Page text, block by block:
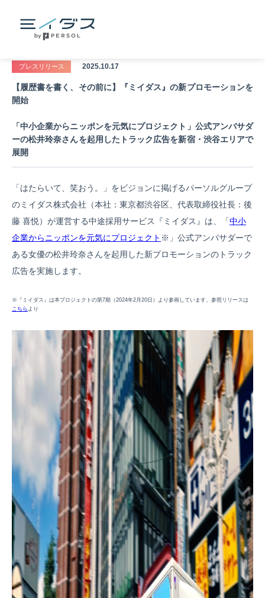
プレスリリース 2025.10.17
【履歴書を書く、その前に】『ミイダス』の新プロモーションを
開始
「中小企業からニッポンを元気にプロジェクト」公式アンバサダ
ーの松井玲奈さんを起用したトラック広告を新宿・渋谷エリアで
展開
「はたらいて、笑おう。」をビジョンに掲げるパーソルグループ
のミイダス株式会社（本社：東京都渋谷区、代表取締役社長：後
藤 喜悦）が運営する中途採用サービス『ミイダス』は、「中小
企業からニッポンを元気にプロジェクト ※ 」公式アンバサダーで
ある女優の松井玲奈さんを起用した新プロモーションのトラック
広告を実施します。
※『ミイダス』は本プロジェクトの第7期（2024年2月20日）より参画しています。参照リリースは
こちら より